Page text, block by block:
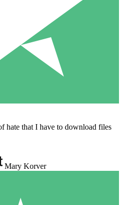
hate that I have to download files
Mary Korver